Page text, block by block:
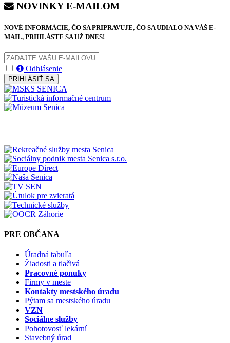
NOVINKY E-MAILOM
NOVÉ INFORMÁCIE, ČO SA PRIPRAVUJE, ČO SA UDIALO NA VÁŠ E-
MAIL, PRIHLÁSTE SA UŽ DNES!
Odhlásenie
PRIHLÁSIŤ SA
PRE OBČANA
Úradná tabuľa
Žiadosti a tlačivá
Pracovné ponuky
Firmy v meste
Kontakty mestského úradu
Pýtam sa mestského úradu
VZN
Sociálne služby
Pohotovosť lekární
Stavebný úrad